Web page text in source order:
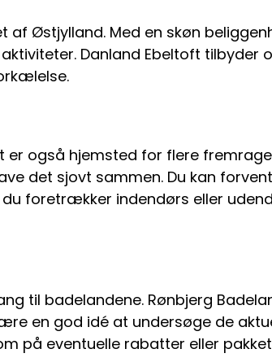
af Østjylland. Med en skøn
Danland Ebeltoft tilbyder
også hjemsted for flere
det sjovt sammen. Du kan
foretrækker indendørs eller
til badelandene. Rønbjerg
en god idé at undersøge de
eventuelle rabatter eller